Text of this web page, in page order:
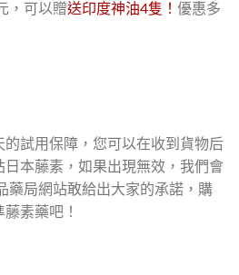
，可以贈送印度神油4隻！ 優惠多
試用保障，您可以在收到貨物后
日本藤素，如果出現無效，我們會
藥局網站敢給出大家的承諾，購
素藥吧！